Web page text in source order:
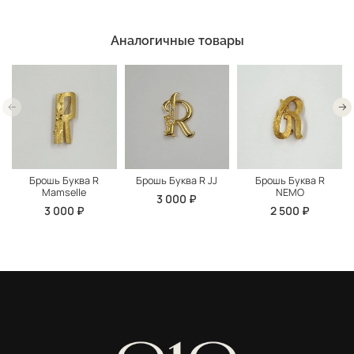
Аналогичные товары
Брошь Буква R
Mamselle
3 000 ₽
Брошь Буква R JJ
3 000 ₽
Брошь Буква R
NEMO
2 500 ₽